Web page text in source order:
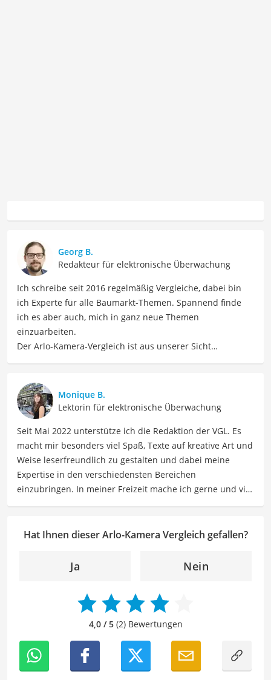
Georg B.
Redakteur für elektronische Überwachung
Ich schreibe seit 2016 regelmäßig Vergleiche, dabei bin
ich Experte für alle Baumarkt-Themen. Spannend finde
ich es aber auch, mich in ganz neue Themen
einzuarbeiten.
Der Arlo-Kamera-Vergleich ist aus unserer Sicht
Monique B.
Lektorin für elektronische Überwachung
Seit Mai 2022 unterstütze ich die Redaktion der VGL. Es
macht mir besonders viel Spaß, Texte auf kreative Art und
Weise leserfreundlich zu gestalten und dabei meine
Expertise in den verschiedensten Bereichen
einzubringen. In meiner Freizeit mache ich gerne und viel
Klarheit, Verständlichkeit und stilistische Korrektheit zu
Ausdruck der Texte zu verbessern, um Ihnen eine
angenehme Leseerfahrung zu bieten. Durch meine
langjährige Erfahrung als Lektorin will ich vor allem dazu
beitragen, dass die Inhalte unserer Redaktion optimal
präsentiert werden und ihre volle Wirkung entfalten.
Hat Ihnen dieser Arlo-Kamera Vergleich gefallen?
Ja Nein
4,0 / 5(2) Bewertungen